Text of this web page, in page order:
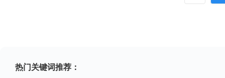
热门关键词推荐：